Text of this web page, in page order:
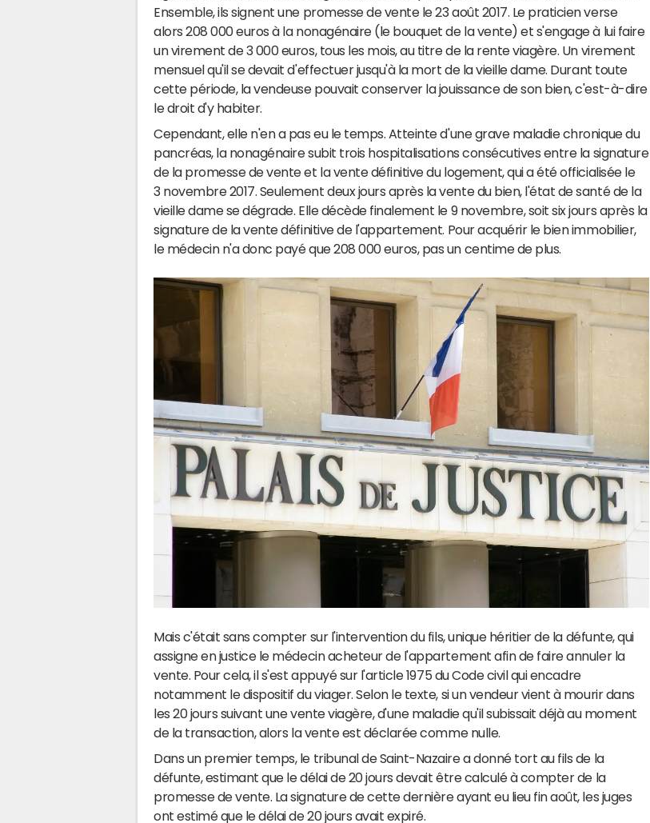
Ensemble, ils signent une promesse de vente le 23 août 2017. Le praticien verse
alors 208 000 euros à la nonagénaire (le bouquet de la vente) et s'engage à lui faire
un virement de 3 000 euros, tous les mois, au titre de la rente viagère. Un virement
mensuel qu'il se devait d'effectuer jusqu'à la mort de la vieille dame. Durant toute
cette période, la vendeuse pouvait conserver la jouissance de son bien, c'est-à-dire
le droit d'y habiter.
Cependant, elle n'en a pas eu le temps. Atteinte d'une grave maladie chronique du
pancréas, la nonagénaire subit trois hospitalisations consécutives entre la signature
de la promesse de vente et la vente définitive du logement, qui a été officialisée le
3 novembre 2017. Seulement deux jours après la vente du bien, l'état de santé de la
vieille dame se dégrade. Elle décède finalement le 9 novembre, soit six jours après la
signature de la vente définitive de l'appartement. Pour acquérir le bien immobilier,
le médecin n'a donc payé que 208 000 euros, pas un centime de plus.
Mais c'était sans compter sur l'intervention du fils, unique héritier de la défunte, qui
assigne en justice le médecin acheteur de l'appartement afin de faire annuler la
vente. Pour cela, il s'est appuyé sur l'article 1975 du Code civil qui encadre
notamment le dispositif du viager. Selon le texte, si un vendeur vient à mourir dans
les 20 jours suivant une vente viagère, d'une maladie qu'il subissait déjà au moment
de la transaction, alors la vente est déclarée comme nulle.
Dans un premier temps, le tribunal de Saint-Nazaire a donné tort au fils de la
défunte, estimant que le délai de 20 jours devait être calculé à compter de la
promesse de vente. La signature de cette dernière ayant eu lieu fin août, les juges
ont estimé que le délai de 20 jours avait expiré.